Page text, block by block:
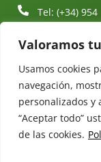
Valoramos
Usamos cookies
navegación,
personalizados y
“Aceptar todo”
de las cookies.
Tel: (+34) 954